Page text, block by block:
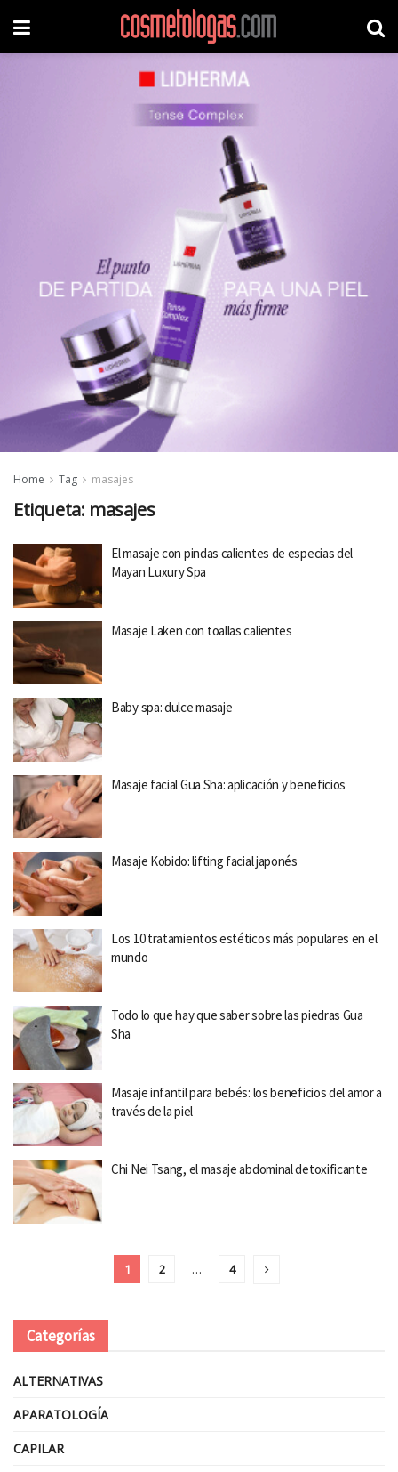
Home Tag masajes
Etiqueta: masajes
El masaje con pindas calientes de especias del
Mayan Luxury Spa
Masaje Laken con toallas calientes
Baby spa: dulce masaje
Masaje facial Gua Sha: aplicación y beneficios
Masaje Kobido: lifting facial japonés
Los 10 tratamientos estéticos más populares en el
mundo
Todo lo que hay que saber sobre las piedras Gua
Sha
Masaje infantil para bebés: los beneficios del amor a
través de la piel
Chi Nei Tsang, el masaje abdominal detoxificante
1 2 … 4
Categorías
ALTERNATIVAS
APARATOLOGÍA
CAPILAR